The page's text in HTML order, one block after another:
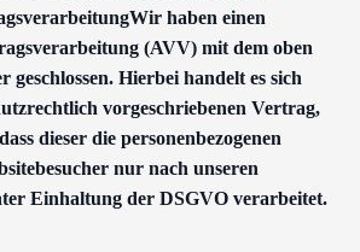
haben einen
(AVV) mit dem oben
geschlossen. Hierbei handelt es sich
vorgeschriebenen Vertrag,
dieser die personenbezogenen
nur nach unseren
Einhaltung der DSGVO verarbeitet.